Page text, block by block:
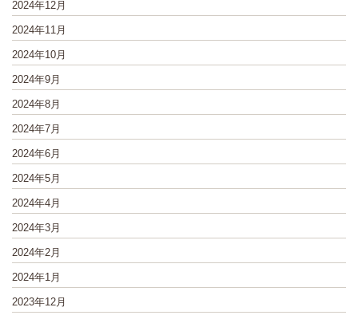
2024年12月
2024年11月
2024年10月
2024年9月
2024年8月
2024年7月
2024年6月
2024年5月
2024年4月
2024年3月
2024年2月
2024年1月
2023年12月